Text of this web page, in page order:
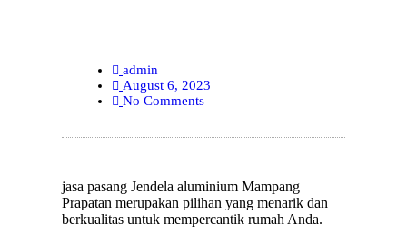
admin
August 6, 2023
No Comments
jasa pasang Jendela aluminium Mampang
Prapatan merupakan pilihan yang menarik dan
berkualitas untuk mempercantik rumah Anda.